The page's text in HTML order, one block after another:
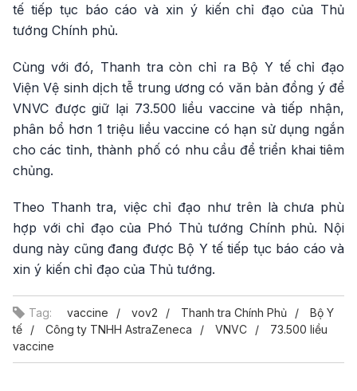
tế tiếp tục báo cáo và xin ý kiến chỉ đạo của Thủ
tướng Chính phủ.
Cùng với đó, Thanh tra còn chỉ ra Bộ Y tế chỉ đạo
Viện Vệ sinh dịch tễ trung ương có văn bản đồng ý để
VNVC được giữ lại 73.500 liều vaccine và tiếp nhận,
phân bổ hơn 1 triệu liều vaccine có hạn sử dụng ngắn
cho các tỉnh, thành phố có nhu cầu để triển khai tiêm
chủng.
Theo Thanh tra, việc chỉ đạo như trên là chưa phù
hợp với chỉ đạo của Phó Thủ tướng Chính phủ. Nội
dung này cũng đang được Bộ Y tế tiếp tục báo cáo và
xin ý kiến chỉ đạo của Thủ tướng.
Tag: vaccine vov2 Thanh tra Chính Phủ
Bộ Y
tế
Công ty TNHH AstraZeneca VNVC
73.500 liều
vaccine